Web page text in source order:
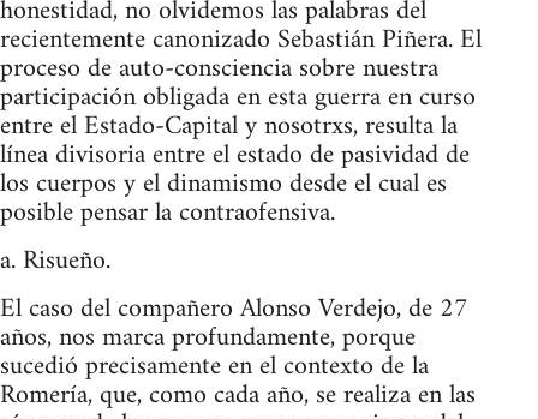
honestidad, no olvidemos las palabras del
recientemente canonizado Sebastián Piñera. El
proceso de auto-consciencia sobre nuestra
participación obligada en esta guerra en curso
entre el Estado-Capital y nosotrxs, resulta la
línea divisoria entre el estado de pasividad de
los cuerpos y el dinamismo desde el cual es
posible pensar la contraofensiva.
a. Risueño.
El caso del compañero Alonso Verdejo, de 27
años, nos marca profundamente, porque
sucedió precisamente en el contexto de la
Romería, que, como cada año, se realiza en las